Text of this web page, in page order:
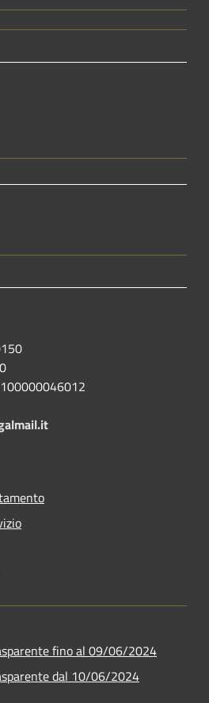
fino al 09/06/2024
dal 10/06/2024